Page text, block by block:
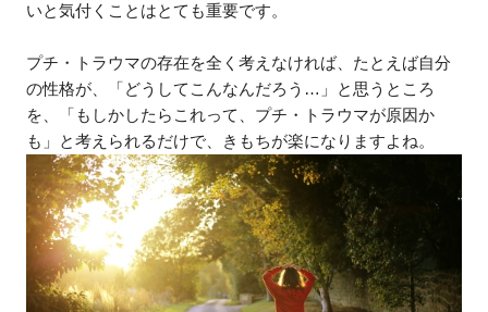
いと気付くことはとても重要です。
プチ・トラウマの存在を全く考えなければ、たとえば自分
の性格が、「どうしてこんなんだろう…」と思うところ
を、「もしかしたらこれって、プチ・トラウマが原因か
も」と考えられるだけで、きもちが楽になりますよね。